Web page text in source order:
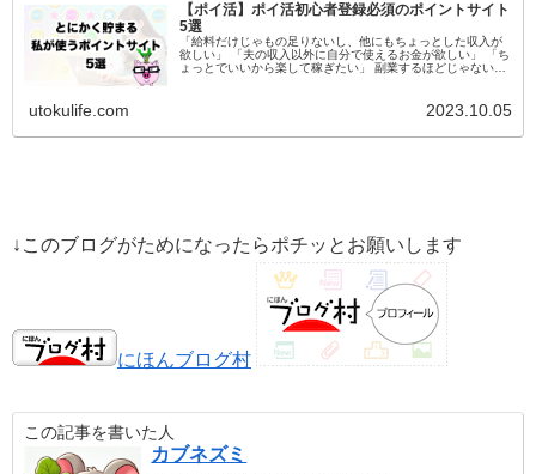
【ポイ活】ポイ活初心者登録必須のポイントサイト
5選
「給料だけじゃもの足りないし、他にもちょっとした収入が
欲しい」 「夫の収入以外に自分で使えるお金が欲しい」 「ち
ょっとでいいから楽して稼ぎたい」 副業するほどじゃないけ
utokulife.com 2023.10.05
↓このブログがためになったらポチッとお願いします
にほんブログ村
この記事を書いた人
カブネズミ